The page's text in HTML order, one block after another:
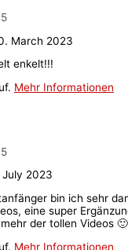
March 2023
enkelt!!!
Mehr Informationen
2023
bin ich sehr
eine super
der tollen Videos 🙂
Mehr Informationen